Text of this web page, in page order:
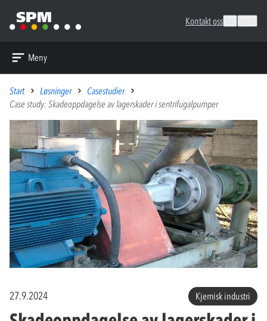
Kontakt oss
Meny
Start Løsninger
Casestudier
Case study: Skadeoppdagelse av lagerskader i sentrifugalpumper
27.9.2024 Kjemisk industri